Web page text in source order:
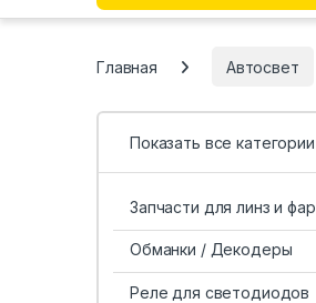
Главная Автосвет
Показать все категории
Запчасти для линз и фар
Обманки / Декодеры
Реле для светодиодов